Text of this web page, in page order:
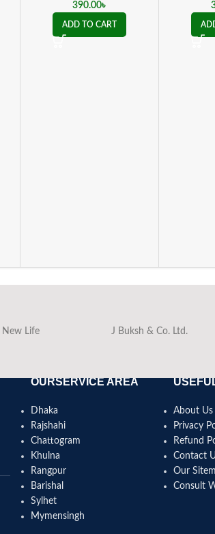
Growth & Dandruff Control
390.00৳
ADD TO CART
Growth
New Life J Buksh & Co. Ltd.
OURSERVICE AREA
Dhaka
Rajshahi
Chattogram
Khulna
Rangpur
Barishal
Sylhet
Mymensingh
About Us
Privacy
Refund
Contact
Our
Consult